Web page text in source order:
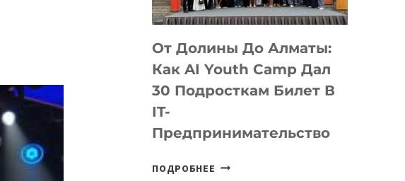
От Долины До Алматы:
Как AI Youth Camp Дал
30 Подросткам Билет В
IT-
Предпринимательство
ПОДРОБНЕЕ ОТ